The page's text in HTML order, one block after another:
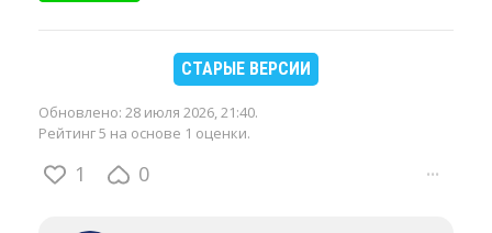
СТАРЫЕ ВЕРСИИ
Обновлено: 28 июля 2026, 21:40.
Рейтинг 5 на основе 1 оценки.
1 0 ···